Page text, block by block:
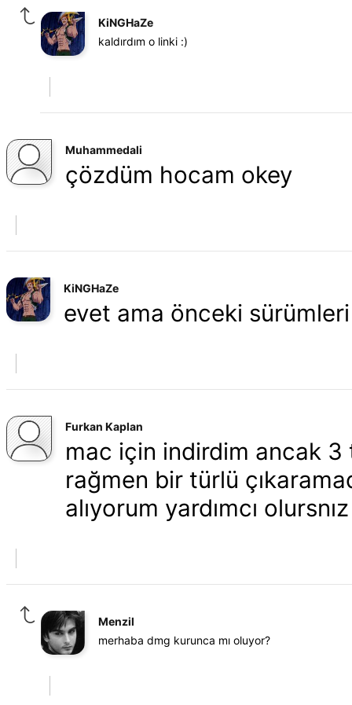
KiNGHaZe
kaldırdım o linki :)
Muhammedali
çözdüm hocam okey
KiNGHaZe
evet ama önceki sürümleri
Furkan Kaplan
mac için indirdim ancak 3
rağmen bir türlü
alıyorum yardımcı
Menzil
merhaba dmg kurunca mı oluyor?